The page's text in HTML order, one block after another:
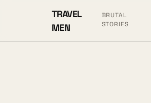
TRAVEL
MEN
BRUTAL
STORIES